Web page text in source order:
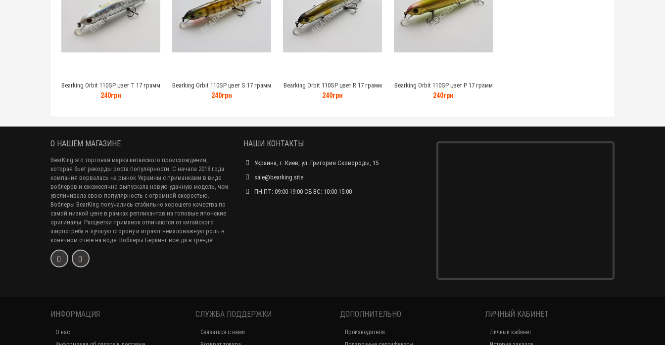
Bearking Orbit 110SP цвет T 17 грамм
240грн
Bearking Orbit 110SP цвет S 17 грамм
240грн
Bearking Orbit 110SP цвет R 17 грамм
240грн
Bearking Orbit 110SP цвет P 17 грамм
240грн
О НАШЕМ МАГАЗИНЕ
BearKing это торговая марка китайского происхождения,
которая бьет рекорды роста популярности. С начала 2018 года
компания ворвалась на рынок Украины с приманками в виде
воблеров и ежемесячно выпускала новую удачную модель, чем
увеличивала свою популярность с огромной скоростью.
Воблеры BearKing получались стабильно хорошего качества по
самой низкой цене в рамках репликантов на топовые японские
оригиналы. Расцветки приманок отличаются от китайского
ширпотреба в лучшую сторону и играют немаловажную роль в
конечном счете на воде. Воблеры Беркинг всегда в тренде!
НАШИ КОНТАКТЫ
Украина, г. Киев, ул. Григория Сковороды, 15
sale@bearking.site
ПН-ПТ: 09:00-19:00 СБ-ВС: 10:00-15:00
ИНФОРМАЦИЯ
О нас
СЛУЖБА ПОДДЕРЖКИ
Связаться с нами
ДОПОЛНИТЕЛЬНО
Производители
ЛИЧНЫЙ КАБИНЕТ
Личный кабинет